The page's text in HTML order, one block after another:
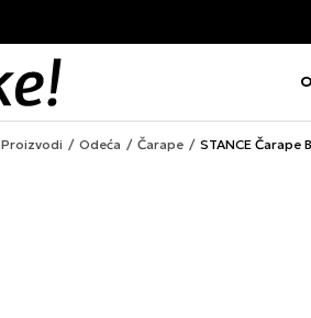
Proizvodi Odeća Čarape STANCE Čarape